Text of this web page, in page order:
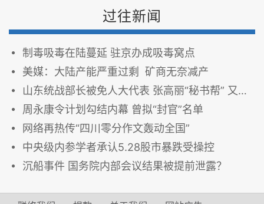
过往新闻
制毒吸毒在陆蔓延 驻京办成吸毒窝点
美媒：大陆产能严重过剩 矿商无奈减产
山东统战部长被免人大代表 张高丽“秘书帮” 又折一员？(图)
周永康令计划勾结内幕 曾拟“封官”名单
网络再热传“四川零分作文轰动全国”
中央级内参学者承认5.28股市暴跌受操控
沉船事件 国务院内部会议结果被提前泄露？